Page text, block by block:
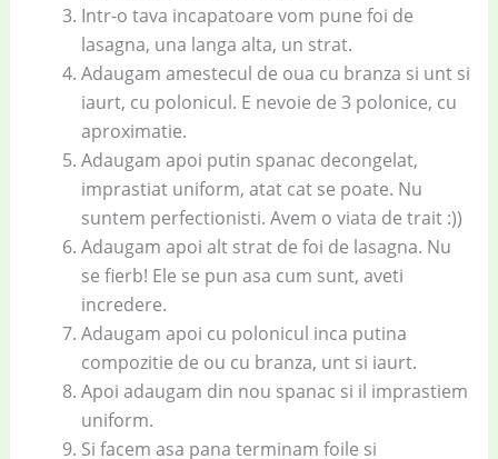
Intr-o tava incapatoare vom pune foi de
lasagna, una langa alta, un strat.
Adaugam amestecul de oua cu branza si unt si
iaurt, cu polonicul. E nevoie de 3 polonice, cu
aproximatie.
Adaugam apoi putin spanac decongelat,
imprastiat uniform, atat cat se poate. Nu
suntem perfectionisti. Avem o viata de trait :))
Adaugam apoi alt strat de foi de lasagna. Nu
se fierb! Ele se pun asa cum sunt, aveti
incredere.
Adaugam apoi cu polonicul inca putina
compozitie de ou cu branza, unt si iaurt.
Apoi adaugam din nou spanac si il imprastiem
uniform.
Si facem asa pana terminam foile si